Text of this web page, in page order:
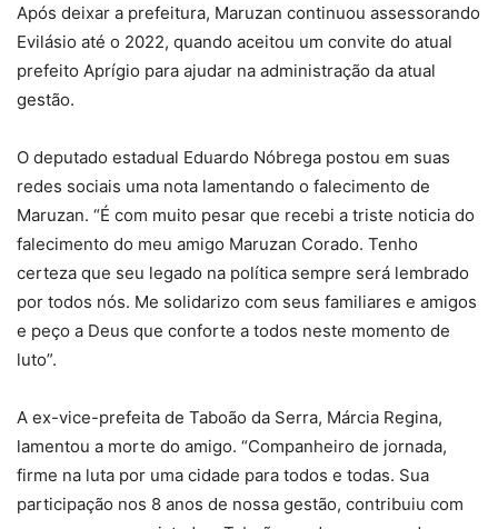
Após deixar a prefeitura, Maruzan continuou assessorando
Evilásio até o 2022, quando aceitou um convite do atual
prefeito Aprígio para ajudar na administração da atual
gestão.
O deputado estadual Eduardo Nóbrega postou em suas
redes sociais uma nota lamentando o falecimento de
Maruzan. “É com muito pesar que recebi a triste noticia do
falecimento do meu amigo Maruzan Corado. Tenho
certeza que seu legado na política sempre será lembrado
por todos nós. Me solidarizo com seus familiares e amigos
e peço a Deus que conforte a todos neste momento de
luto”.
A ex-vice-prefeita de Taboão da Serra, Márcia Regina,
lamentou a morte do amigo. “Companheiro de jornada,
firme na luta por uma cidade para todos e todas. Sua
participação nos 8 anos de nossa gestão, contribuiu com